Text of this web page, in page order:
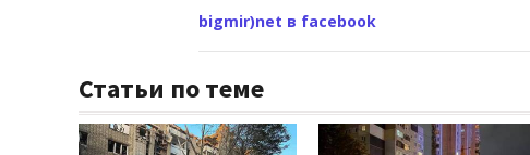
bigmir)net в facebook
Статьи по теме